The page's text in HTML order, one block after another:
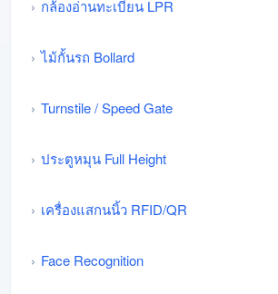
กล้องอ่านทะเบียน LPR
ไม้กั้นรถ Bollard
Turnstile / Speed Gate
ประตูหมุน Full Height
เครื่องแสกนนิ้ว RFID/QR
Face Recognition